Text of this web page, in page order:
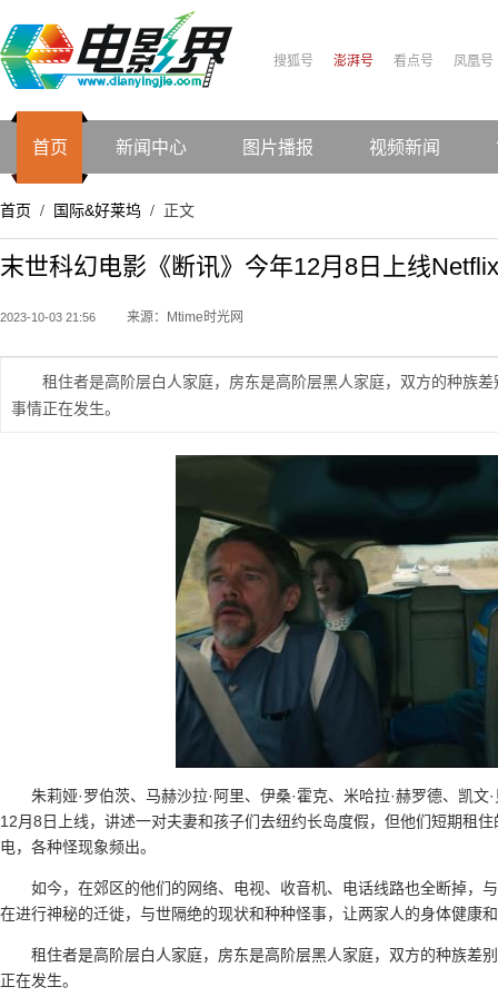
搜狐号 澎湃号 看点号 凤凰号
首页 新闻中心 图片播报 视频新闻
首页 / 国际&好莱坞 / 正文
末世科幻电影《断讯》今年12月8日上线
2023-10-03 21:56 来源：Mtime时光网
租住者是高阶层白人家庭，房东是高阶层黑人家庭，双方的种族
事情正在发生。
朱莉娅·罗伯茨、马赫沙拉·阿里、伊桑·霍克、米哈拉·赫罗德、凯
12月8日上线，讲述一对夫妻和孩子们去纽约长岛度假，但他们短期租
电，各种怪现象频出。
如今，在郊区的他们的网络、电视、收音机、电话线路也全断掉，
在进行神秘的迁徙，与世隔绝的现状和种种怪事，让两家人的身体健康
租住者是高阶层白人家庭，房东是高阶层黑人家庭，双方的种族差
正在发生。